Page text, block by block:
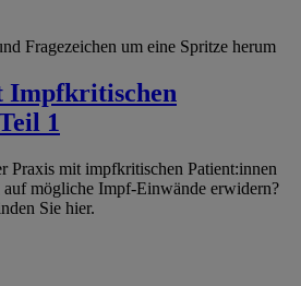
Impfkritischen
1
Praxis mit impfkritischen Patient:innen
auf mögliche Impf-Einwände erwidern?
Sie hier.